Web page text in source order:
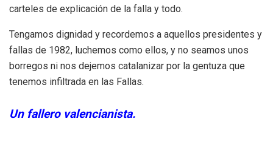
carteles de explicación de la falla y todo.
Tengamos dignidad y recordemos a aquellos presidentes y
fallas de 1982, luchemos como ellos, y no seamos unos
borregos ni nos dejemos catalanizar por la gentuza que
tenemos infiltrada en las Fallas.
Un fallero valencianista.